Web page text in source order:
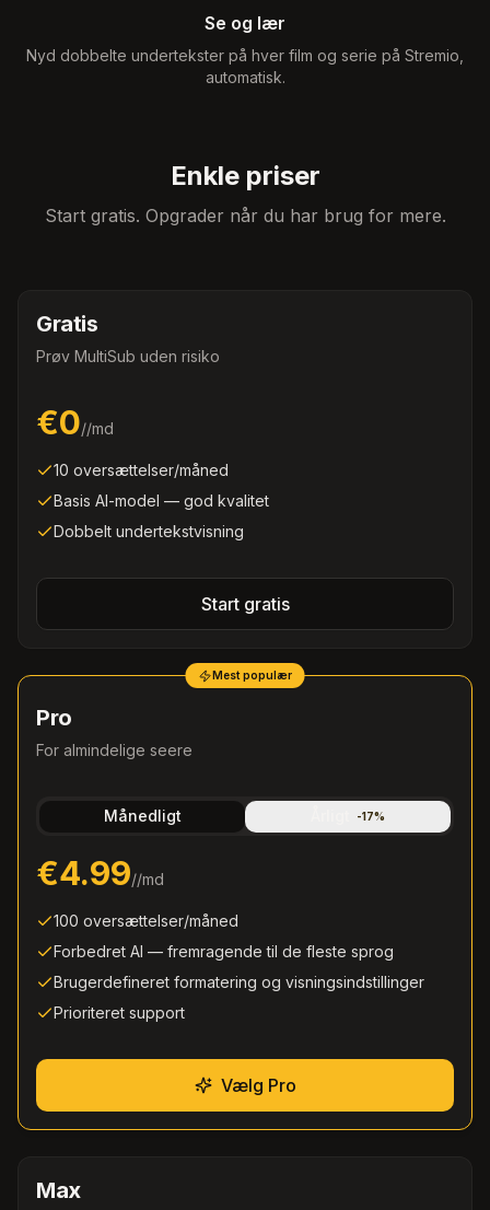
Se og lær
Nyd dobbelte undertekster på hver film og serie på Stremio,
automatisk.
Enkle priser
Start gratis. Opgrader når du har brug for mere.
Gratis
Prøv MultiSub uden risiko
€0//md
10 oversættelser/måned
Basis AI-model — god kvalitet
Dobbelt undertekstvisning
Start gratis
Mest populær
Pro
For almindelige seere
Månedligt -17%
€4.99//md
100 oversættelser/måned
Forbedret AI — fremragende til de fleste sprog
Brugerdefineret formatering og visningsindstillinger
Prioriteret support
Vælg Pro
Max